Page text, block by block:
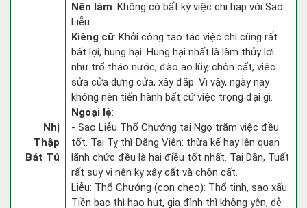
Nhị
Thập
Bát Tú
Nên làm: Không có bất kỳ việc chi hạp với Sao
Liễu.
Kiêng cữ: Khởi công tạo tác việc chi cũng rất
bất lợi, hung hại. Hung hại nhất là làm thủy lợi
như trổ tháo nước, đào ao lũy, chôn cất, việc
sửa cửa dựng cửa, xây đắp. Vì vậy, ngày nay
không nên tiến hành bất cứ việc trọng đại gì.
Ngoại lệ:
- Sao Liễu Thổ Chướng tại Ngọ trăm việc đều
tốt. Tại Tỵ thì Đăng Viên: thừa kế hay lên quan
lãnh chức đều là hai điều tốt nhất. Tại Dần, Tuất
rất suy vi nên kỵ xây cất và chôn cất.
Liễu: Thổ Chướng (con cheo): Thổ tinh, sao xấu.
Tiền bạc thì hao hụt, gia đình thì không yên, dễ